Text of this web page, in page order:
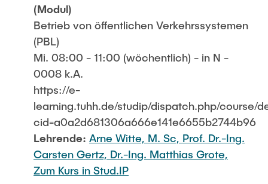
(Modul)
Betrieb von öffentlichen Verkehrssystemen
(PBL)
Mi. 08:00 - 11:00 (wöchentlich) - in N -
0008 k.A.
https://e-
learning.tuhh.de/studip/dispatch.php/course/
cid=a0a2d681306a666e141e6655b2744b96
Lehrende: Arne Witte, M. Sc, Prof. Dr.-Ing.
Carsten Gertz, Dr.-Ing. Matthias Grote,
Zum Kurs in Stud.IP